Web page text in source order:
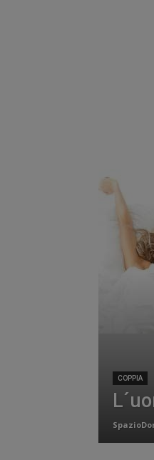
COPPIA